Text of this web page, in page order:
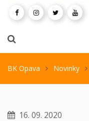
BK Opava Novinky
16. 09. 2020